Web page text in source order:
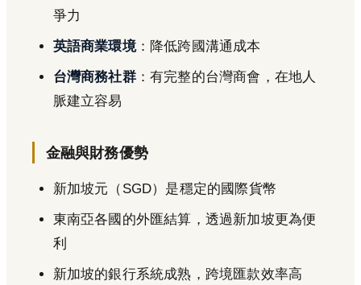
爭力
英語商業環境：降低跨國溝通成本
台灣商務社群：有完整的台灣商會，在地人
脈建立容易
金融與財務優勢
新加坡元（SGD）是穩定的國際貨幣
東南亞各國的外匯結算，透過新加坡更為便
利
新加坡的銀行系統成熟，跨境匯款效率高